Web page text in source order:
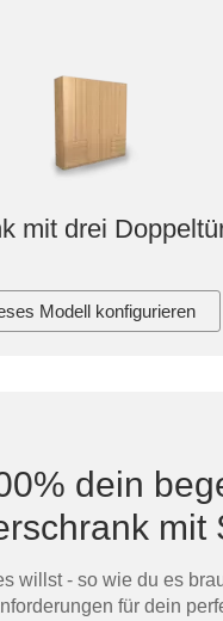
mit drei
Modell konfigurieren
dein
mit
willst - so wie du es
für dein